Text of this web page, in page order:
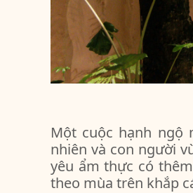
Một cuộc hạnh ngộ
nhiên và con người
yêu ẩm thực có
theo mùa trên khắp